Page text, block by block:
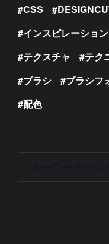
CSS
インスピレーション
テクスチャ
テク
ブラシ
ブラシフ
配色